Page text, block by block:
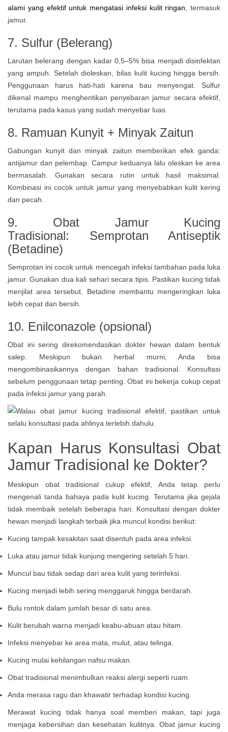
alami yang efektif untuk mengatasi infeksi kulit ringan , termasuk
jamur.
7. Sulfur (Belerang)
Larutan belerang dengan kadar 0,5–5% bisa menjadi disinfektan
yang ampuh. Setelah dioleskan, bilas kulit kucing hingga bersih.
Penggunaan harus hati-hati karena bau menyengat. Sulfur
dikenal mampu menghentikan penyebaran jamur secara efektif,
terutama pada kasus yang sudah menyebar luas.
8. Ramuan Kunyit + Minyak Zaitun
Gabungan kunyit dan minyak zaitun memberikan efek ganda:
antijamur dan pelembap. Campur keduanya lalu oleskan ke area
bermasalah. Gunakan secara rutin untuk hasil maksimal.
Kombinasi ini cocok untuk jamur yang menyebabkan kulit kering
dan pecah.
9. Obat Jamur Kucing
Tradisional: Semprotan Antiseptik
(Betadine)
Semprotan ini cocok untuk mencegah infeksi tambahan pada luka
jamur. Gunakan dua kali sehari secara tipis. Pastikan kucing tidak
menjilat area tersebut. Betadine membantu mengeringkan luka
lebih cepat dan bersih.
10. Enilconazole (opsional)
Obat ini sering direkomendasikan dokter hewan dalam bentuk
salep. Meskipun bukan herbal murni, Anda bisa
mengombinasikannya dengan bahan tradisional. Konsultasi
sebelum penggunaan tetap penting. Obat ini bekerja cukup cepat
pada infeksi jamur yang parah.
Kapan Harus Konsultasi Obat
Jamur Tradisional ke Dokter?
Meskipun obat tradisional cukup efektif, Anda tetap perlu
mengenali tanda bahaya pada kulit kucing. Terutama jika gejala
tidak membaik setelah beberapa hari. Konsultasi dengan dokter
hewan menjadi langkah terbaik jika muncul kondisi berikut:
Kucing tampak kesakitan saat disentuh pada area infeksi.
Luka atau jamur tidak kunjung mengering setelah 5 hari.
Muncul bau tidak sedap dari area kulit yang terinfeksi.
Kucing menjadi lebih sering menggaruk hingga berdarah.
Bulu rontok dalam jumlah besar di satu area.
Kulit berubah warna menjadi keabu-abuan atau hitam.
Infeksi menyebar ke area mata, mulut, atau telinga.
Kucing mulai kehilangan nafsu makan.
Obat tradisional menimbulkan reaksi alergi seperti ruam.
Anda merasa ragu dan khawatir terhadap kondisi kucing.
Merawat kucing tidak hanya soal memberi makan, tapi juga
menjaga kebersihan dan kesehatan kulitnya. Obat jamur kucing